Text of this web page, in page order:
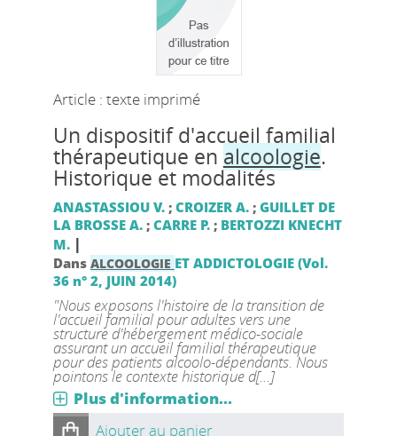
Article : texte imprimé
Un dispositif d'accueil familial
thérapeutique en alcoologie.
Historique et modalités
ANASTASSIOU V.; CROIZER A.; GUILLET DE
LA BROSSE A.; CARRE P.; BERTOZZI KNECHT
M. |
Dans ALCOOLOGIE ET ADDICTOLOGIE (Vol.
36 n° 2, JUIN 2014)
"Nous exposons l'histoire de la transition de
l'accueil familial pour adultes vers une
structure d'hébergement médico-sociale
assurant un accueil familial thérapeutique
pour des patients alcoolo-dépendants. Nous
pointons le contexte historique d[...]
Plus d'information...
Ajouter au panier